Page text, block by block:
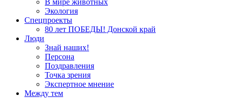
В мире животных
Экология
Спецпроекты
80 лет ПОБЕДЫ! Донской край
Люди
Знай наших!
Персона
Поздравления
Точка зрения
Экспертное мнение
Между тем